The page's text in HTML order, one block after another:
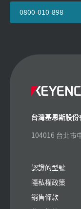
0800-010-898
台灣基恩斯股
104016 台北市
認證的型號
隱私權政策
銷售條款